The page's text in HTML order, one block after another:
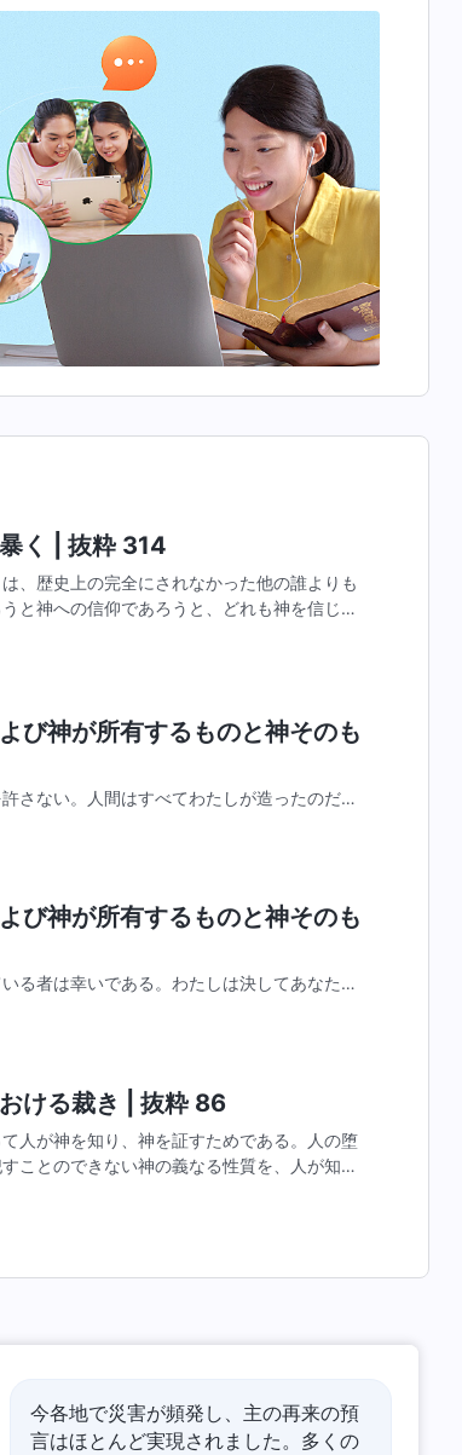
く | 抜粋 314
、歴史上の完全にされなかった他の誰よりも
と神への信仰であろうと、どれも神を信じる
び神が所有するものと神そのも
さない。人間はすべてわたしが造ったのだか
び神が所有するものと神そのも
る者は幸いである。わたしは決してあなたを
ける裁き | 抜粋 86
人が神を知り、神を証すためである。人の堕
ことのできない神の義なる性質を、人が知る
今各地で災害が頻発し、主の再来の預
言はほとんど実現されました。多くの